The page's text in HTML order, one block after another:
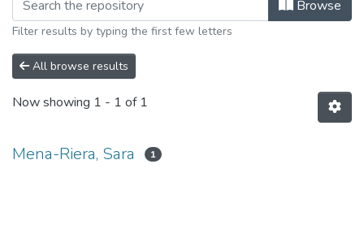
Browse
Filter results by typing the first few letters
All browse results
Now showing 1 - 1 of 1
Mena-Riera, Sara 1